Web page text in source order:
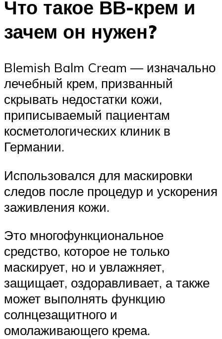
Что такое ВВ-крем и
зачем он нужен?
Blemish Balm Cream — изначально
лечебный крем, призванный
скрывать недостатки кожи,
приписываемый пациентам
косметологических клиник в
Германии.
Использовался для маскировки
следов после процедур и ускорения
заживления кожи.
Это многофункциональное
средство, которое не только
маскирует, но и увлажняет,
защищает, оздоравливает, а также
может выполнять функцию
солнцезащитного и
омолаживающего крема.